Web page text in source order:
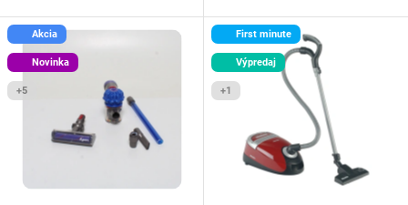
Akcia
Novinka
+5
First minute
Výpredaj
+1